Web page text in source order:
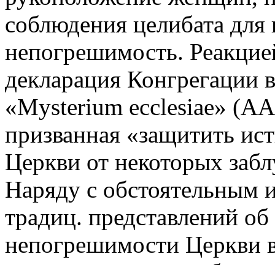
соблюдения целибата для
непогрешимость.
декларация Конгрегации
«Mysterium ecclesiae»
призванная «защитить
Церкви от некоторых
Наряду с обстоятельным
традиц. представлений
непогрешимости Церкви